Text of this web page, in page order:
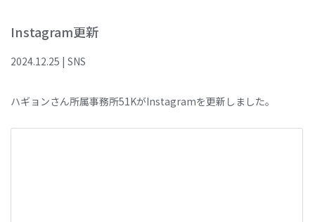
Instagram更新
2024.12.25 | SNS
ハギョンさん所属事務所51KがInstagramを更新しました。